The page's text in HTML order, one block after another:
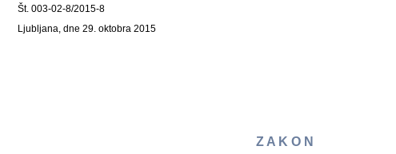
Št. 003-02-8/2015-8
Ljubljana, dne 29. oktobra 2015
Z A K O N